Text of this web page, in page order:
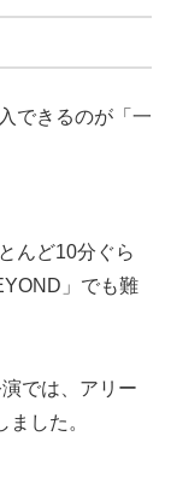
できるのが「一
んど10分ぐら
」でも難
では、アリー
した。